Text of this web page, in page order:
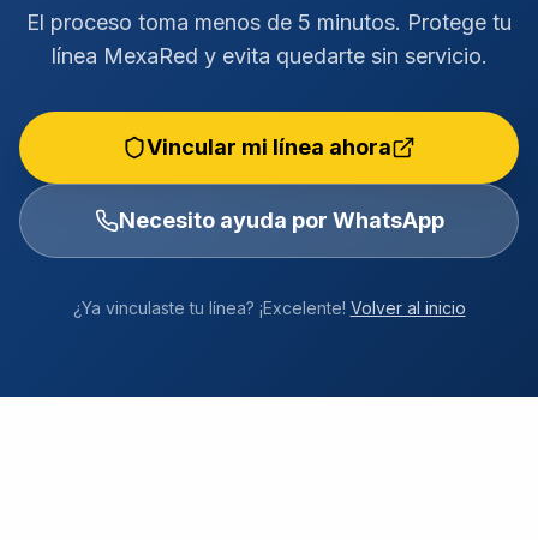
El proceso toma menos de 5 minutos. Protege tu
línea MexaRed y evita quedarte sin servicio.
Vincular mi línea ahora
Necesito ayuda por WhatsApp
¿Ya vinculaste tu línea? ¡Excelente! Volver al inicio